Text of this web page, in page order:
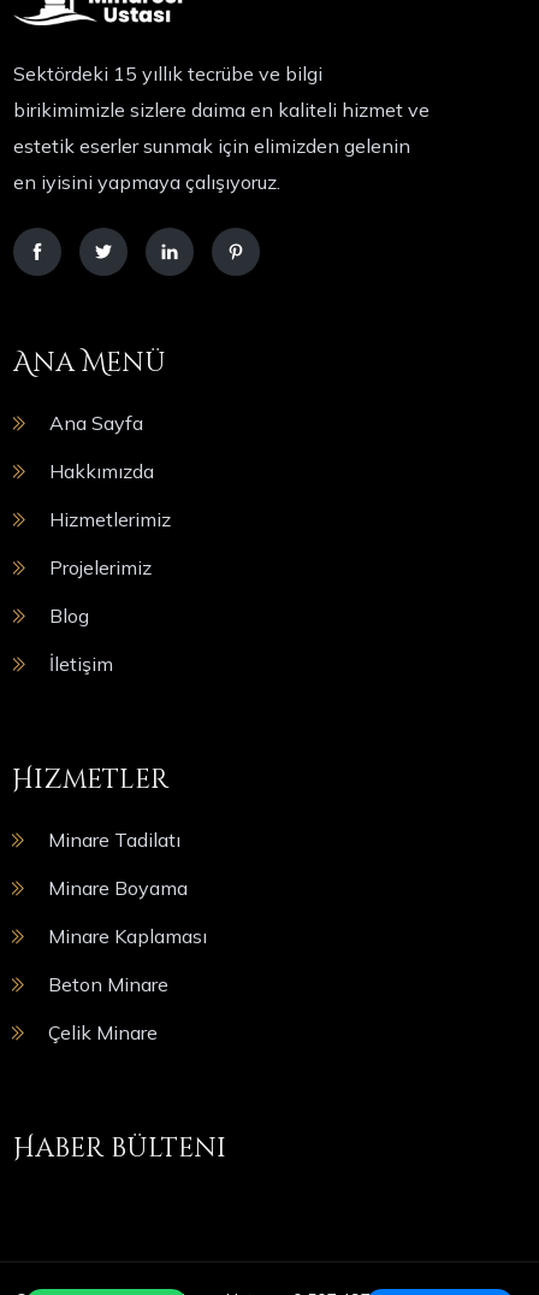
Sektördeki 15 yıllık tecrübe ve bilgi
birikimimizle sizlere daima en kaliteli hizmet ve
estetik eserler sunmak için elimizden gelenin
en iyisini yapmaya çalışıyoruz.
Ana Menü
Ana Sayfa
Hakkımızda
Hizmetlerimiz
Projelerimiz
Blog
İletişim
Hizmetler
Minare Tadilatı
Minare Boyama
Minare Kaplaması
Beton Minare
Çelik Minare
Haber bülteni